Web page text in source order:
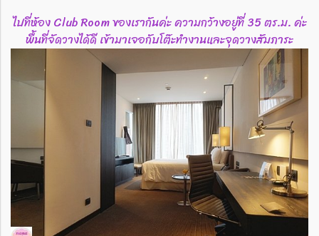
ไปที่ห้อง Club Room ของเรากันค่ะ ความกว้างอยู่ที่ 35 ตร.ม. ค่ะ
พื้นที่จัดวางได้ดี เข้ามาเจอกับโต๊ะทำงานและจุดวางสัมภาระ